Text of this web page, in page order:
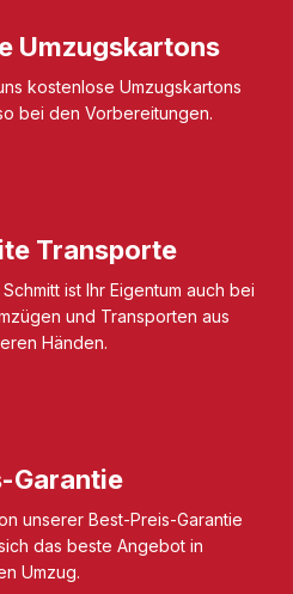
Umzugskartons
kostenlose Umzugskartons
bei den Vorbereitungen.
Transporte
ist Ihr Eigentum auch bei
und Transporten aus
Händen.
Garantie
unserer Best-Preis-Garantie
das beste Angebot in
Umzug.